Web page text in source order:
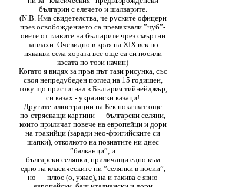
българин с елечето и шалварите.
(N.B. Има свидетелства, че руските офицери
през освобождението са премахвали ”чуб”-
овете от главите на българите чрез смъртни
заплахи. Очевидно в края на ХIX век по
някакви села хората все още са си носили
косата по този начин)
Когато я видях за пръв път тази рисунка, със
своя непредубеден поглед на 15 годишен,
току що пристигнал в България тийнейджър,
си казах - украински казаци!
Другите илюстрации на Бек показват още
по-стряскащи картини — български селяни,
които приличат повече на европейци и дори
на тракийци (заради нео-фригийските си
шапки), отколкото на познатите ни днес
”балканци”, и
български селянки, приличащи едно към
едно на класическите ни ”селянки в носии”,
но — плюс (о, ужас), на и такива с явно